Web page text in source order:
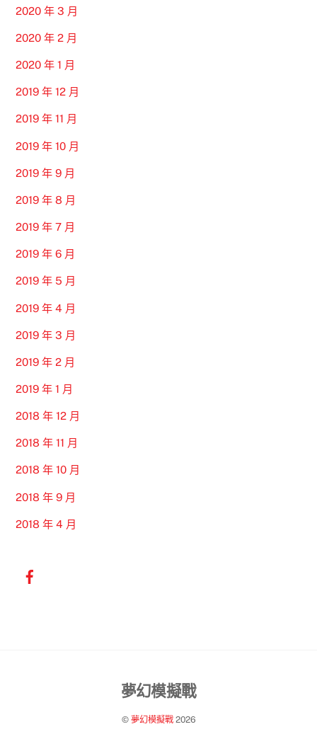
2020 年 3 月
2020 年 2 月
2020 年 1 月
2019 年 12 月
2019 年 11 月
2019 年 10 月
2019 年 9 月
2019 年 8 月
2019 年 7 月
2019 年 6 月
2019 年 5 月
2019 年 4 月
2019 年 3 月
2019 年 2 月
2019 年 1 月
2018 年 12 月
2018 年 11 月
2018 年 10 月
2018 年 9 月
2018 年 4 月
Back
Top
夢幻模擬戰
© 夢幻模擬戰2026